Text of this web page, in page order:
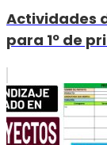
Actividades
para 1º de